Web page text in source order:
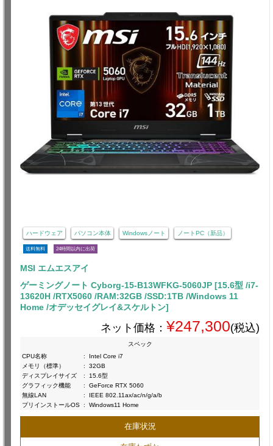
ハードウェア パソコン本体 Windowsノート ノートPC（新品）
送料無料 24時間以内に出荷
MSI エムエスアイ
ゲーミングノート Cyborg-15-B13WFKG-5060JP [15.6型 /i7-
13620H /RTX5060 /RAM:32GB /SSD:1TB /Windows 11
Home /オデッセイグレイ&スケルトン]
ネット価格： ¥247,300(税込)
スペック
CPU名称
:
Intel Core i7
メモリ（標準）
:
32GB
ディスプレイサイズ
:
15.6型
グラフィック機能
:
GeForce RTX 5060
無線LAN
:
IEEE 802.11ax/ac/n/g/a/b
プリインストールOS : Windows11 Home
在庫状況